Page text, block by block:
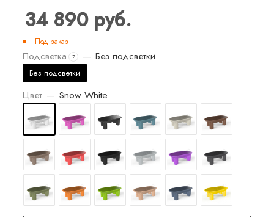
34 890руб.
Под заказ
Подсветка ? — Без подсветки
Без подсветки
Цвет — Snow White